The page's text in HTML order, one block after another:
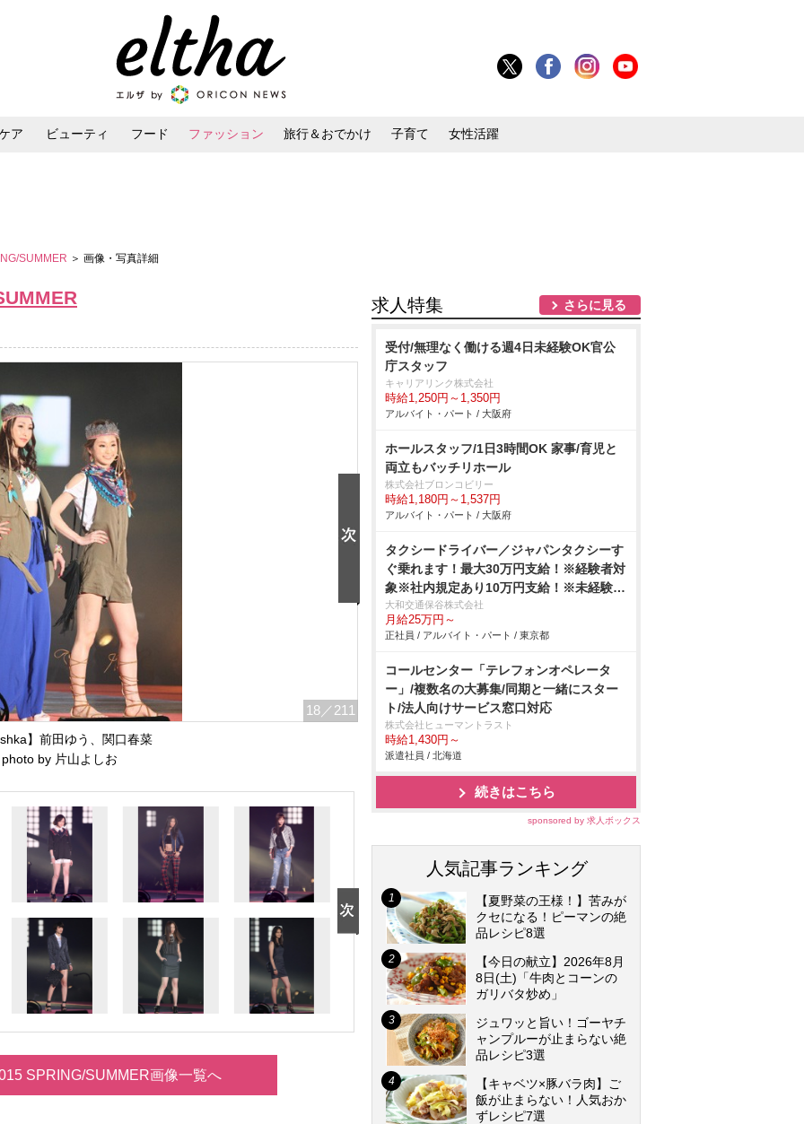
ア ビューティ フード ファッション 旅行＆おでかけ 子育て 女性活躍
SUMMER ＞ 画像・写真詳細
18 ／211
】前田ゆう、関口春菜
photo by 片山よしお
SPRING/SUMMER画像一覧へ
求人特集 さらに見る
受付/無理なく働ける週4日未経験OK官公
庁スタッフ
キャリアリンク株式会社
時給1,250円～1,350円
アルバイト・パート / 大阪府
ホールスタッフ/1日3時間OK 家事/育児と
両立もバッチリホール
株式会社ブロンコビリー
時給1,180円～1,537円
アルバイト・パート / 大阪府
タクシードライバー／ジャパンタクシーす
ぐ乗れます！最大30万円支給！※経験者対
象※社内規定あり10万円支給！※未経験者
対象※社内規定あり給与保証制度あり：乗
務開始から8ヶ月間30万円その後4ヶ月間
25万円の1年間の給与保証を支給！※未経
験者対象単身社宅完備！家賃35,000円（入
居から12ヵ月間）退職金制度あり！女性乗
務員大募集しております。女性特集記事 →
会社の特徴をチェック
大和交通保谷株式会社
月給25万円～
正社員 / アルバイト・パート / 東京都
コールセンター「テレフォンオペレータ
ー」/複数名の大募集/同期と一緒にスター
ト/法人向けサービス窓口対応
株式会社ヒューマントラスト
時給1,430円～
派遣社員 / 北海道
続きはこちら
sponsored by 求人ボックス
人気記事ランキング
【夏野菜の王様！】苦みが
クセになる！ピーマンの絶
品レシピ8選
【今日の献立】2026年8月
8日(土)「牛肉とコーンの
ガリバタ炒め」
ジュワッと旨い！ゴーヤチ
ャンプルーが止まらない絶
品レシピ3選
【キャベツ×豚バラ肉】ご
飯が止まらない！人気おか
ずレシピ7選